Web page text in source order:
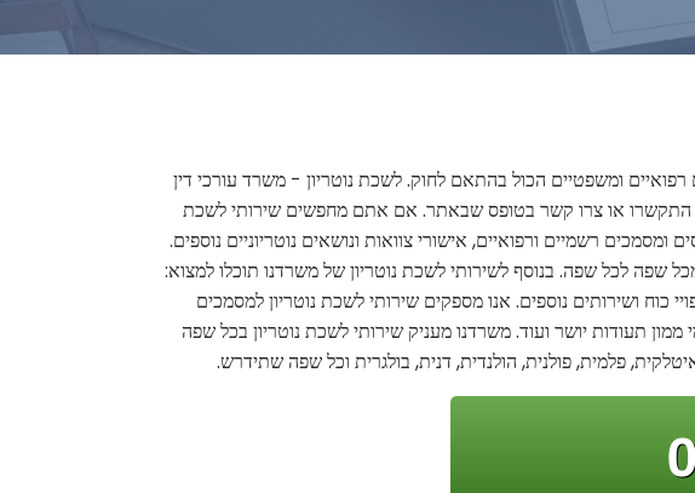
רפואיים ומשפטיים הכול בהתאם לחוק. לשכת נוטריון - משרד עורכי דין
התקשרו או צרו קשר בטופס שבאתר. אם אתם מחפשים שירותי לשכת
ומסמכים רשמיים ורפואיים, אישורי צוואות ונושאים נוטריוניים נוספים.
שפה לכל שפה. בנוסף לשירותי לשכת נוטריון של משרדנו תוכלו למצוא:
כוח ושירותים נוספים. אנו מספקים שירותי לשכת נוטריון למסמכים
ממון תעודות יושר ועוד. משרדנו מעניק שירותי לשכת נוטריון בכל שפה
פלמית, פולנית, הולנדית, דנית, בולגרית וכל שפה שתידרש.